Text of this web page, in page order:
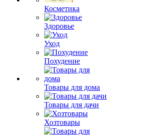
Косметика
Здоровье
Уход
Похудение
Товары для дома
Товары для дачи
Хозтовары